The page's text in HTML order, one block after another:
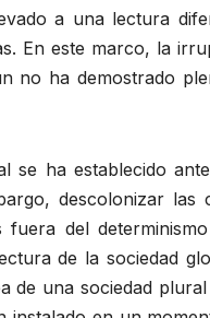
a una lectura
En este marco, la
no ha demostrado
se ha establecido
descolonizar
fuera del
de la sociedad
de una sociedad